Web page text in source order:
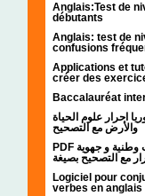
Anglais:Test de
débutants
Anglais: test de
confusions
Applications et
créer des
Baccalauréat
احرار علوم الحياة
والأرض مع التصحيح
PDF تحميل امتحانات وطنية و جهوية
مع التصحيح بصيغة
Logiciel pour
verbes en anglais